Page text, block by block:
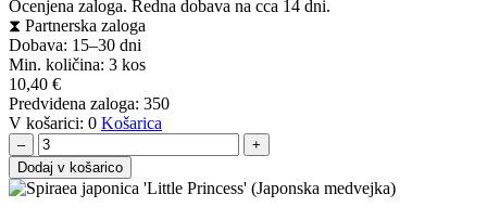
Ocenjena zaloga. Redna dobava na cca 14 dni.
⧗ Partnerska zaloga
Dobava: 15–30 dni
Min. količina: 3 kos
10,40 €
Predvidena zaloga: 350
V košarici: 0 Košarica
–
+
Dodaj v košarico